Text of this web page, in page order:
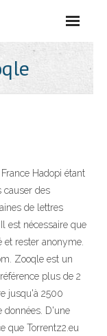
Hadopi étant
causer des
de lettres
est nécessaire que
rester anonyme.
Zooqle est un
plus de 2
jusqu'à 2500
données. D'une
que Torrentz2.eu